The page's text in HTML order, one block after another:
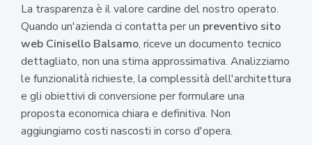
La trasparenza è il valore cardine del nostro operato.
Quando un'azienda ci contatta per un preventivo sito
web Cinisello Balsamo, riceve un documento tecnico
dettagliato, non una stima approssimativa. Analizziamo
le funzionalità richieste, la complessità dell'architettura
e gli obiettivi di conversione per formulare una
proposta economica chiara e definitiva. Non
aggiungiamo costi nascosti in corso d'opera.